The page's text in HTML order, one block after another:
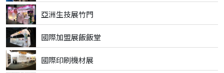
亞洲生技展竹門
國際加盟展飯飯堂
國際印刷機材展